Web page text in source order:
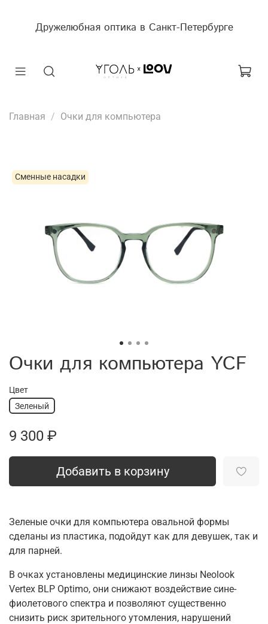
Дружелюбная оптика в Санкт-Петербурге
Главная Очки для компьютера
Сменные насадки
Очки для компьютера YCF
Цвет
Зеленый
9 300 ₽
Добавить в корзину
Зеленые очки для компьютера овальной формы
сделаны из пластика, подойдут как для девушек, так и
для парней.
В очках установлены медицинские линзы Neolook
Vertex BLP Optimo, они снижают воздействие сине-
фиолетового спектра и позволяют существенно
снизить риск зрительного утомления, нарушений